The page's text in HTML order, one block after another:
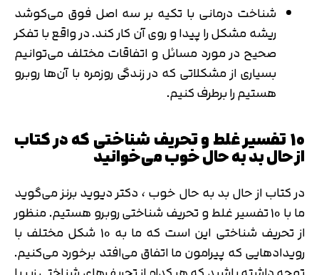
شناخت درمانی با تکیه بر سه اصل فوق می‌کوشد
ریشه مشکل را پیدا و روی آن کار کند. در واقع با تفکر
صحیح در مورد مسائل و اتفاقات مختلف می‌توانیم
بسیاری از مشکلاتی که در زندگی روزمره با آن‌ها روبرو
هستیم را برطرف کنیم.
10 تفسیر غلط و تحریف شناختی که در کتاب
از حال بد به حال خوب می‌خوانید
در کتاب از حال بد به حال خوب ، دکتر دیوید برنز می‌گوید
ما با 10 تفسیر غلط و تحریف شناختی روبرو هستیم. منظور
از تحریف شناختی این است که ما به 10 شکل مختلف با
رویدادهایی که پیرامون ما اتفاق می‌افتد برخورد می‌کنیم.